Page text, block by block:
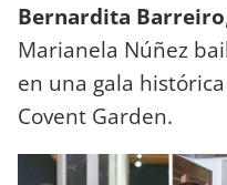
Bernardita Barreiro
Marianela Núñez
en una gala
Covent Garden.